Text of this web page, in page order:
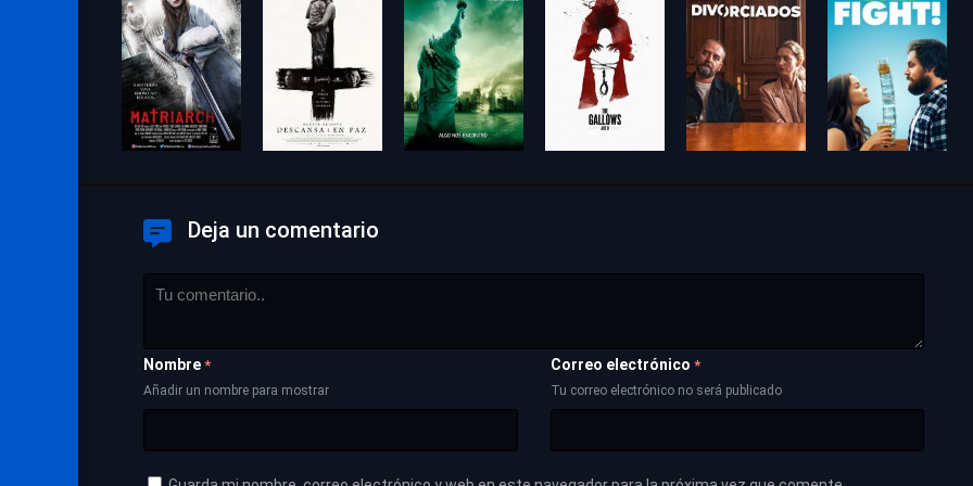
Deja un comentario
Nombre *
Añadir un nombre para mostrar
Correo electrónico *
Tu correo electrónico no será publicado